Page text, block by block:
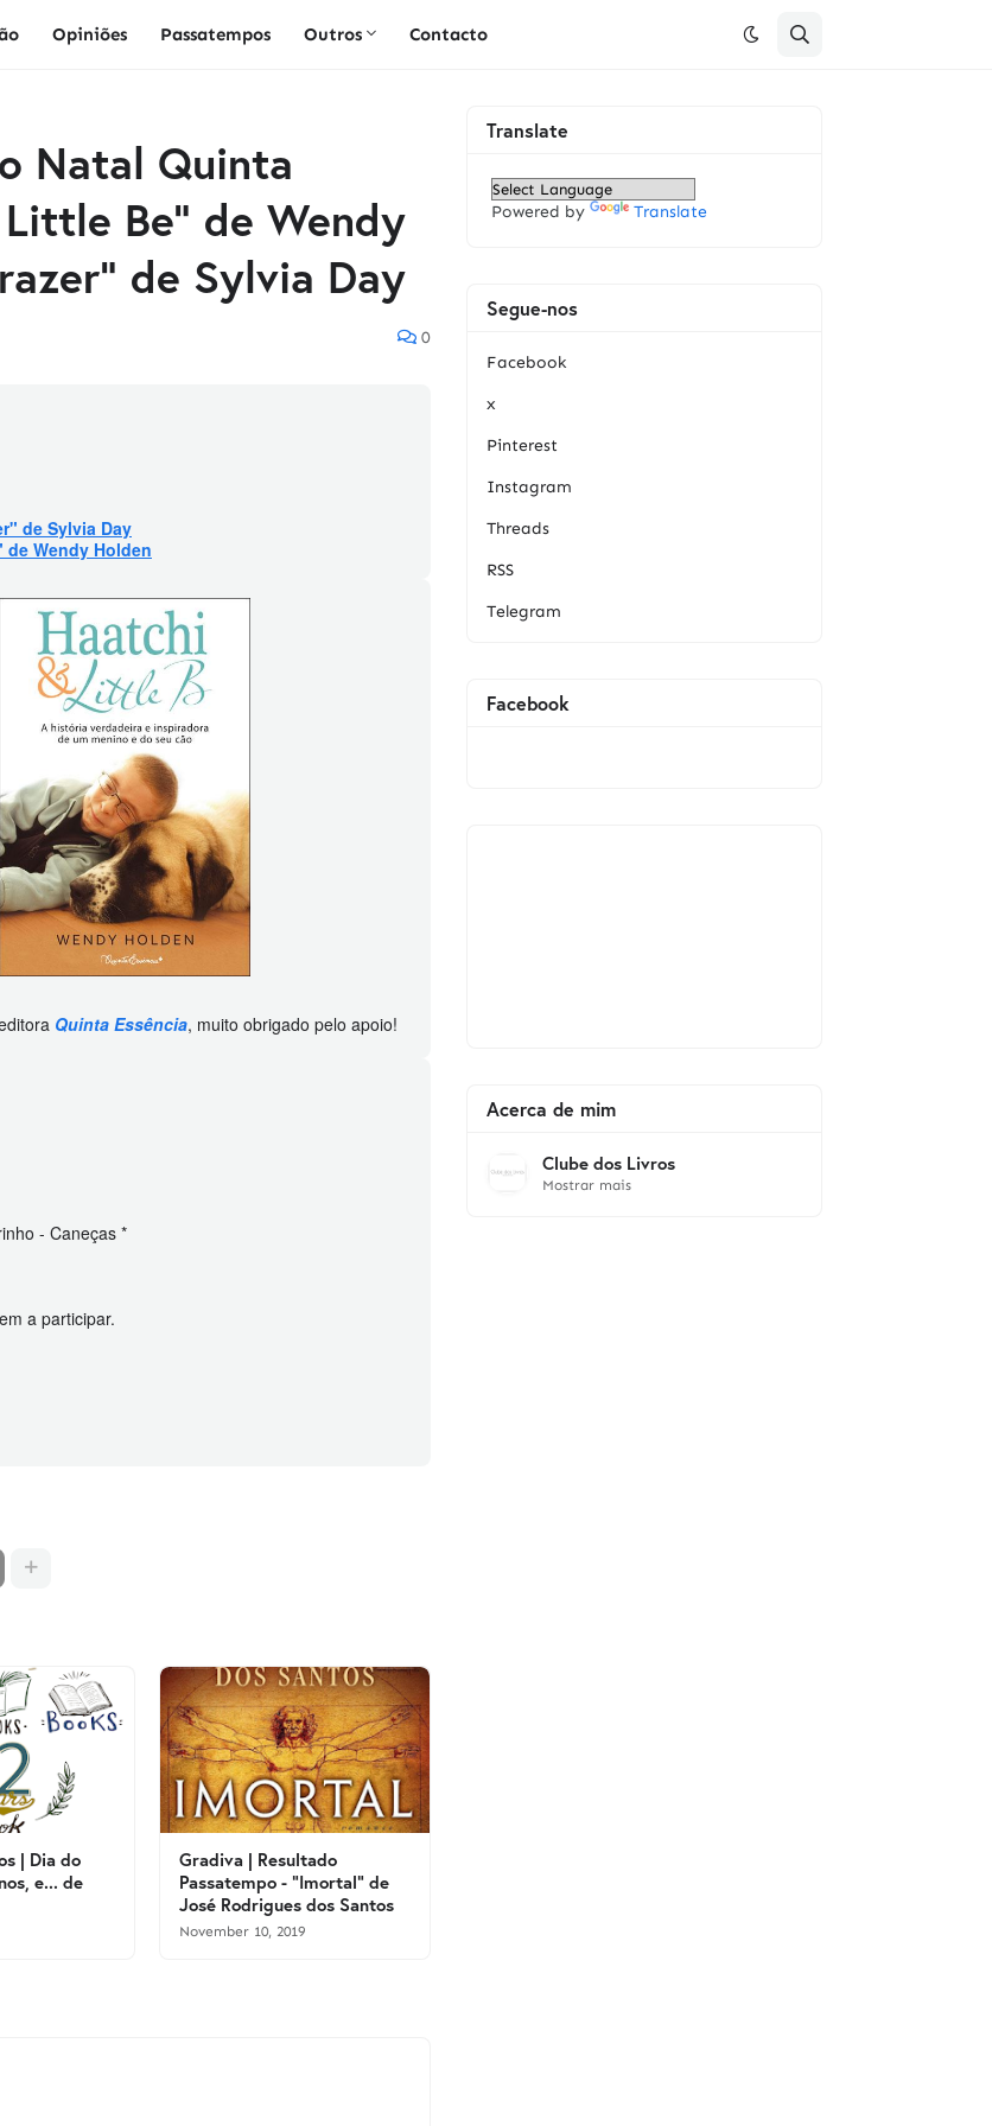
Opiniões Passatempos Outros Contacto
Natal Quinta
Be" de Wendy
de Sylvia Day
0
de Sylvia Day
Wendy Holden
Quinta Essência, muito obrigado pelo apoio!
- Caneças *
a participar.
| Dia do
e... de
Gradiva | Resultado
Passatempo - "Imortal" de
José Rodrigues dos Santos
November 10, 2019
Translate
Powered by Translate
Segue-nos
Facebook
x
Pinterest
Instagram
Threads
RSS
Telegram
Facebook
Acerca de mim
Clube dos Livros
Mostrar mais